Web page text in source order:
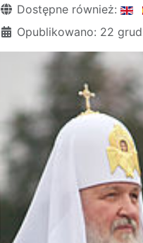
Szczegóły
Dostępne również:
Opublikowano: 22